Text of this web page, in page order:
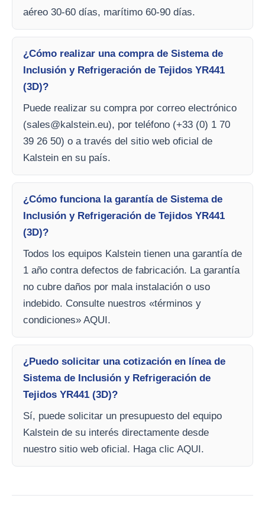
aéreo 30-60 días, marítimo 60-90 días.
¿Cómo realizar una compra de Sistema de
Inclusión y Refrigeración de Tejidos YR441
(3D)?
Puede realizar su compra por correo electrónico
(sales@kalstein.eu), por teléfono (+33 (0) 1 70
39 26 50) o a través del sitio web oficial de
Kalstein en su país.
¿Cómo funciona la garantía de Sistema de
Inclusión y Refrigeración de Tejidos YR441
(3D)?
Todos los equipos Kalstein tienen una garantía de
1 año contra defectos de fabricación. La garantía
no cubre daños por mala instalación o uso
indebido. Consulte nuestros «términos y
condiciones» AQUI.
¿Puedo solicitar una cotización en línea de
Sistema de Inclusión y Refrigeración de
Tejidos YR441 (3D)?
Sí, puede solicitar un presupuesto del equipo
Kalstein de su interés directamente desde
nuestro sitio web oficial. Haga clic AQUI.